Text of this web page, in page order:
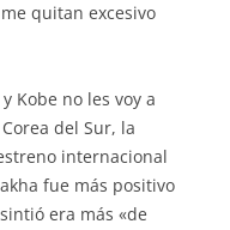
quitan excesivo
Kobe no les voy a
del Sur, la
internacional
fue más positivo
era más «de